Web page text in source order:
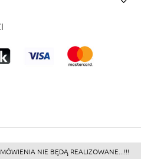
NIE BĘDĄ REALIZOWANE...!!!